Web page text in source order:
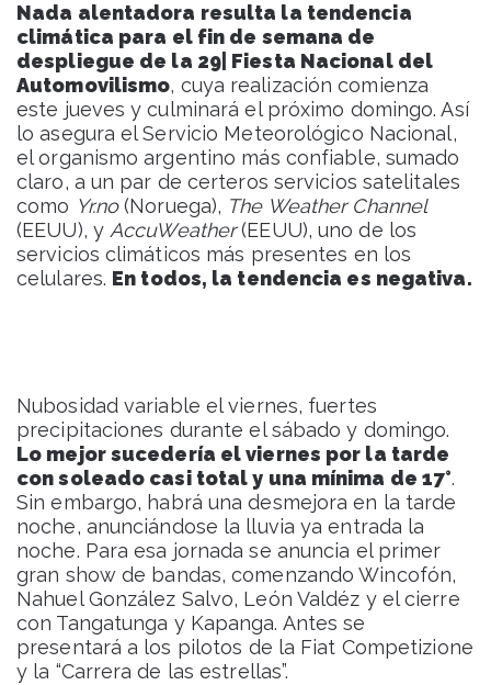
Nada alentadora resulta la tendencia
climática para el fin de semana de
despliegue de la 29| Fiesta Nacional del
Automovilismo, cuya realización comienza
este jueves y culminará el próximo domingo. Así
lo asegura el Servicio Meteorológico Nacional,
el organismo argentino más confiable, sumado
claro, a un par de certeros servicios satelitales
como Yr.no(Noruega), The Weather Channel
(EEUU), y AccuWeather(EEUU), uno de los
servicios climáticos más presentes en los
celulares. En todos, la tendencia es negativa.
Nubosidad variable el viernes, fuertes
precipitaciones durante el sábado y domingo.
Lo mejor sucedería el viernes por la tarde
con soleado casi total y una mínima de 17°.
Sin embargo, habrá una desmejora en la tarde
noche, anunciándose la lluvia ya entrada la
noche. Para esa jornada se anuncia el primer
gran show de bandas, comenzando Wincofón,
Nahuel González Salvo, León Valdéz y el cierre
con Tangatunga y Kapanga. Antes se
presentará a los pilotos de la Fiat Competizione
y la “Carrera de las estrellas”.